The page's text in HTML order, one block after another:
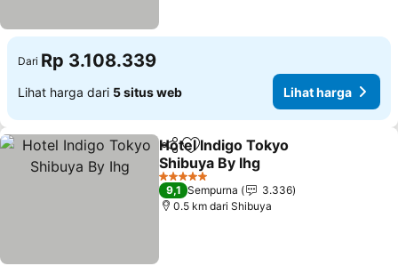
Dari Rp 3.108.339
Lihat harga dari 5 situs web Lihat harga
BagikanTambahkan ke favorit
Hotel Indigo Tokyo
Shibuya By Ihg
5 Bintang
9,1 Sempurna
3.336
0.5 km dari Shibuya